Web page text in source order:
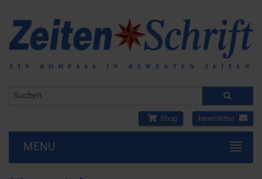
Shop Newsletter
MENU